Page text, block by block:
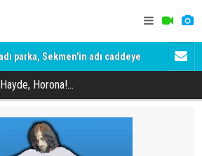
parka, Sekmen'in adı caddeye
Hayde, Horona!...